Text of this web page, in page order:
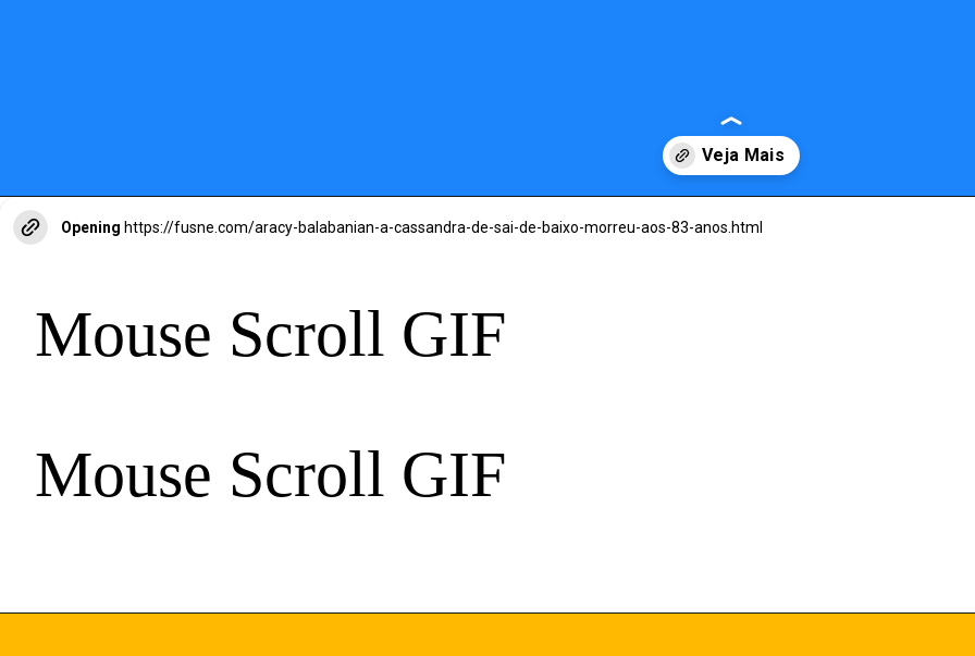
Opening https://fusne.com/aracy-balabanian-a-cassandra-de-sai-de-baixo-morreu-aos-83-anos.html
Mouse Scroll GIF
Mouse Scroll GIF